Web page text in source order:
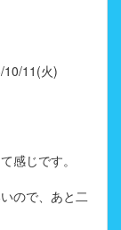
10/11(火)
感じです。
ので、あと二